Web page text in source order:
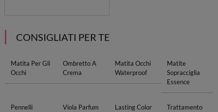
CONSIGLIATI PER TE
Matita Per Gli
Occhi
Ombretto A
Crema
Matita Occhi
Waterproof
Matite
Sopracciglia
Essence
Pennelli
Viola Parfum Lasting Color
Trattamento